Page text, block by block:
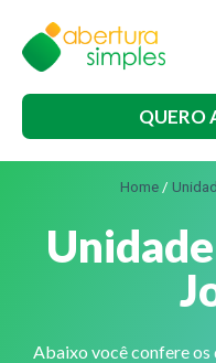
QUERO
Home/
Abaixo você confere os